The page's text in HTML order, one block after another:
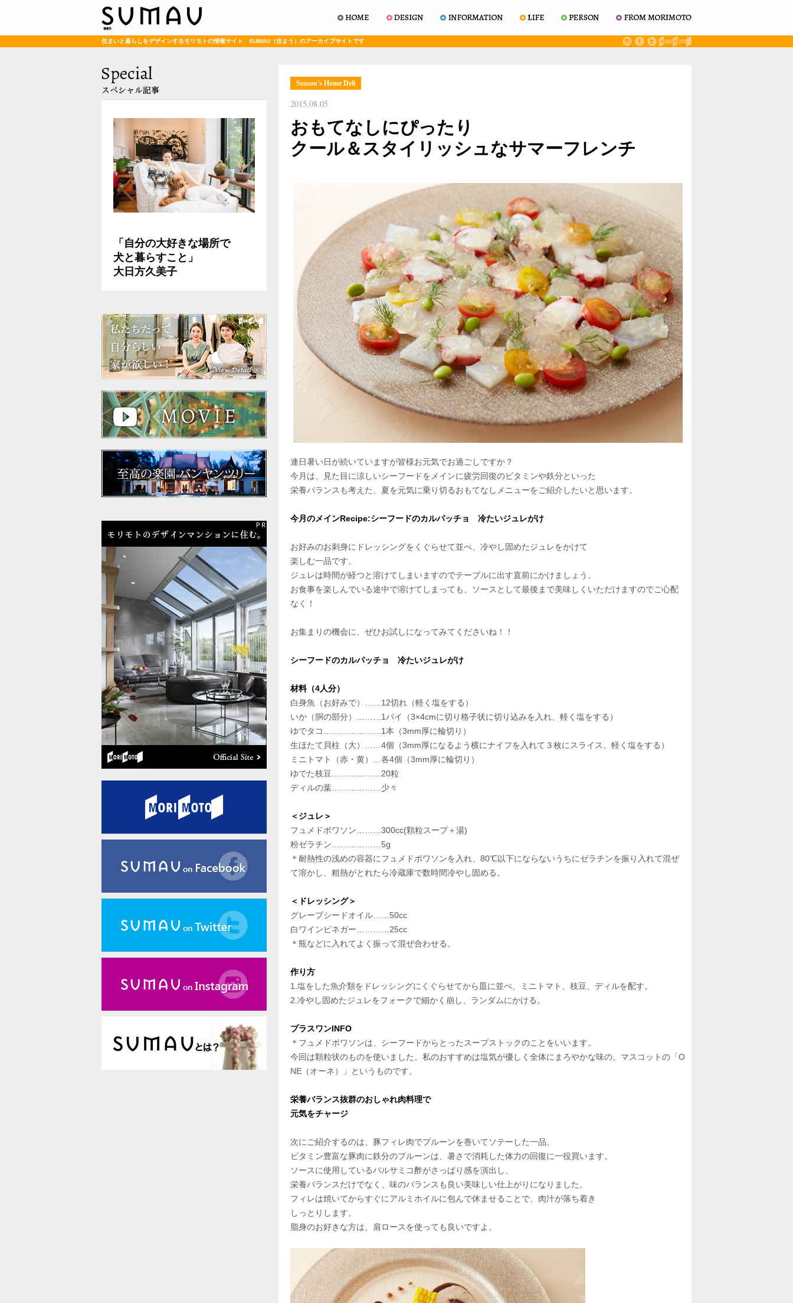
住まいと暮らしをデザインするモリモトの情報サイト SUMAU（住まう）のアーカイブサイトです
Season's Home Deli
2015.08.05
おもてなしにぴったり
クール＆スタイリッシュなサマーフレンチ
連日暑い日が続いていますが皆様お元気でお過ごしですか？
今月は、見た目に涼しいシーフードをメインに疲労回復のビタミンや鉄分といった
栄養バランスも考えた、夏を元気に乗り切るおもてなしメニューをご紹介したいと思います。
今月のメインRecipe:シーフードのカルパッチョ 冷たいジュレがけ
お好みのお刺身にドレッシングをくぐらせて並べ、冷やし固めたジュレをかけて
楽しむ一品です。
ジュレは時間が経つと溶けてしまいますのでテーブルに出す直前にかけましょう。
お食事を楽しんでいる途中で溶けてしまっても、ソースとして最後まで美味しくいただけますのでご心配
なく！
お集まりの機会に、ぜひお試しになってみてくださいね！！
シーフードのカルパッチョ 冷たいジュレがけ
材料（4人分）
白身魚（お好みで）……12切れ（軽く塩をする）
いか（胴の部分）………1パイ（3×4cmに切り格子状に切り込みを入れ、軽く塩をする）
ゆでタコ…………………1本（3mm厚に輪切り）
生ほたて貝柱（大）……4個（3mm厚になるよう横にナイフを入れて３枚にスライス、軽く塩をする）
ミニトマト（赤・黄）…各4個（3mm厚に輪切り）
ゆでた枝豆………………20粒
ディルの葉………………少々
＜ジュレ＞
フュメドポワソン………300cc(顆粒スープ＋湯)
粉ゼラチン………………5g
＊耐熱性の浅めの容器にフュメドポワソンを入れ、80℃以下にならないうちにゼラチンを振り入れて混ぜ
て溶かし、粗熱がとれたら冷蔵庫で数時間冷やし固める。
＜ドレッシング＞
グレープシードオイル……50cc
白ワインビネガー…………25cc
＊瓶などに入れてよく振って混ぜ合わせる。
作り方
1.塩をした魚介類をドレッシングにくぐらせてから皿に並べ、ミニトマト、枝豆、ディルを配す。
2.冷やし固めたジュレをフォークで細かく崩し、ランダムにかける。
プラスワンINFO
＊フュメドポワソンは、シーフードからとったスープストックのことをいいます。
今回は顆粒状のものを使いました。私のおすすめは塩気が優しく全体にまろやかな味の、マスコットの「O
NE（オーネ）」というものです。
栄養バランス抜群のおしゃれ肉料理で
元気をチャージ
次にご紹介するのは、豚フィレ肉でプルーンを巻いてソテーした一品。
ビタミン豊富な豚肉に鉄分のプルーンは、暑さで消耗した体力の回復に一役買います。
ソースに使用しているバルサミコ酢がさっぱり感を演出し、
栄養バランスだけでなく、味のバランスも良い美味しい仕上がりになりました。
フィレは焼いてからすぐにアルミホイルに包んで休ませることで、肉汁が落ち着き
しっとりします。
脂身のお好きな方は、肩ロースを使っても良いですよ。
「自分の大好きな場所で
犬と暮らすこと」
大日方久美子